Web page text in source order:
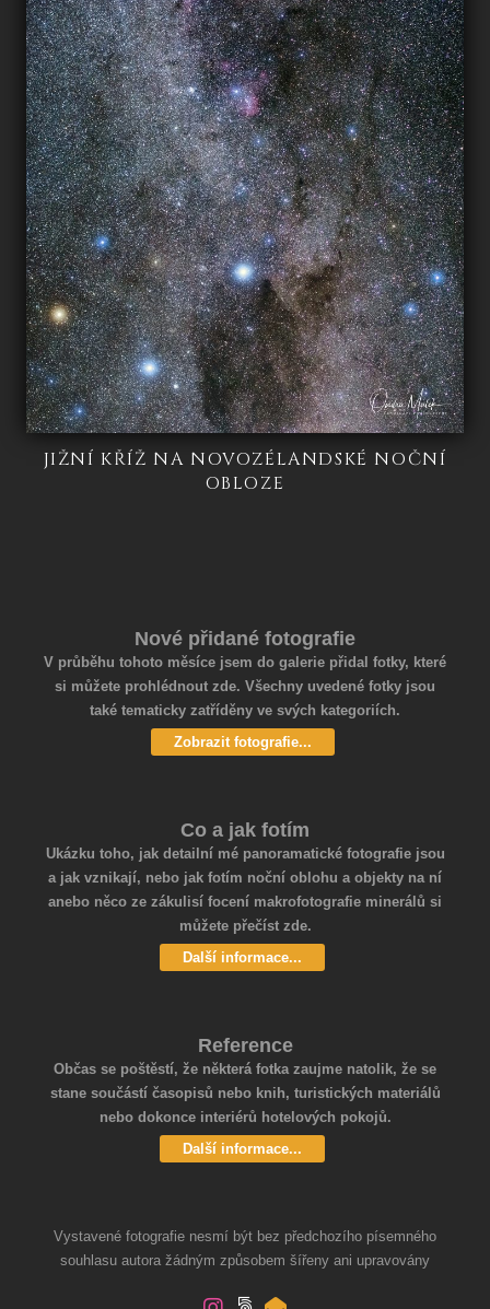
JIŽNÍ KŘÍŽ NA NOVOZÉLANDSKÉ NOČNÍ
OBLOZE
Nové přidané fotografie
V průběhu tohoto měsíce jsem do galerie přidal fotky, které
si můžete prohlédnout zde. Všechny uvedené fotky jsou
také tematicky zatříděny ve svých kategoriích.
Zobrazit fotografie...
Co a jak fotím
Ukázku toho, jak detailní mé panoramatické fotografie jsou
a jak vznikají, nebo jak fotím noční oblohu a objekty na ní
anebo něco ze zákulisí focení makrofotografie minerálů si
můžete přečíst zde.
Další informace...
Reference
Občas se poštěstí, že některá fotka zaujme natolik, že se
stane součástí časopisů nebo knih, turistických materiálů
nebo dokonce interiérů hotelových pokojů.
Další informace...
Vystavené fotografie nesmí být bez předchozího písemného
souhlasu autora žádným způsobem šířeny ani upravovány